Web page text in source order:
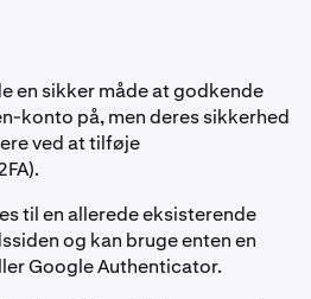
en sikker måde at godkende
konto på, men deres sikkerhed
ved at tilføje
til en allerede eksisterende
og kan bruge enten en
Google Authenticator.